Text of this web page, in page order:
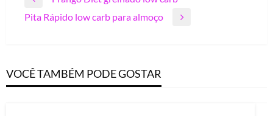
de
Previous
Post
Next
Pita Rápido low carb para almoço
VOCÊ TAMBÉM PODE GOSTAR